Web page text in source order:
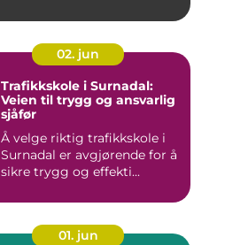
02. jun
Trafikkskole i Surnadal:
Veien til trygg og ansvarlig
sjåfør
Å velge riktig trafikkskole i
Surnadal er avgjørende for å
sikre trygg og effekti...
01. jun